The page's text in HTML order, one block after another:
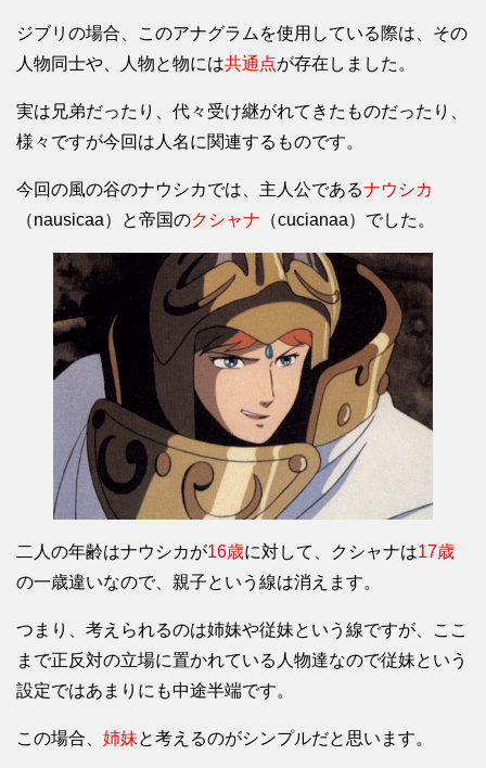
ジブリの場合、このアナグラムを使用している際は、その
人物同士や、人物と物には共通点が存在しました。
実は兄弟だったり、代々受け継がれてきたものだったり、
様々ですが今回は人名に関連するものです。
今回の風の谷のナウシカでは、主人公であるナウシカ
（nausicaa）と帝国のクシャナ （cucianaa）でした。
二人の年齢はナウシカが16歳に対して、クシャナは17歳
の一歳違いなので、親子という線は消えます。
つまり、考えられるのは姉妹や従妹という線ですが、ここ
まで正反対の立場に置かれている人物達なので従妹という
設定ではあまりにも中途半端です。
この場合、 姉妹と考えるのがシンプルだと思います。